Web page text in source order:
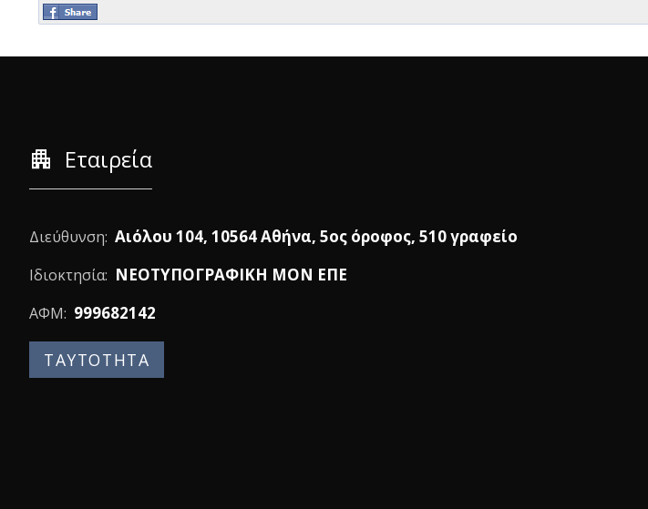
apartment Εταιρεία
Διεύθυνση: Αιόλου 104, 10564 Αθήνα, 5ος όροφος, 510 γραφείο
Ιδιοκτησία: ΝΕΟΤΥΠΟΓΡΑΦΙΚΗ ΜΟΝ ΕΠΕ
ΑΦΜ: 999682142
ΤΑΥΤΟΤΗΤΑ